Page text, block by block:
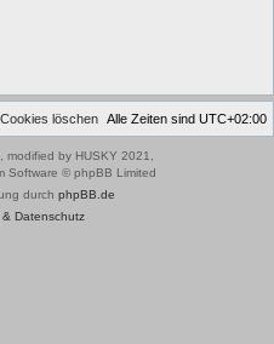
Alle Zeiten sind UTC+02:00
löschen
by HUSKY 2021,
Software © phpBB Limited
durch phpBB.de
& Datenschutz